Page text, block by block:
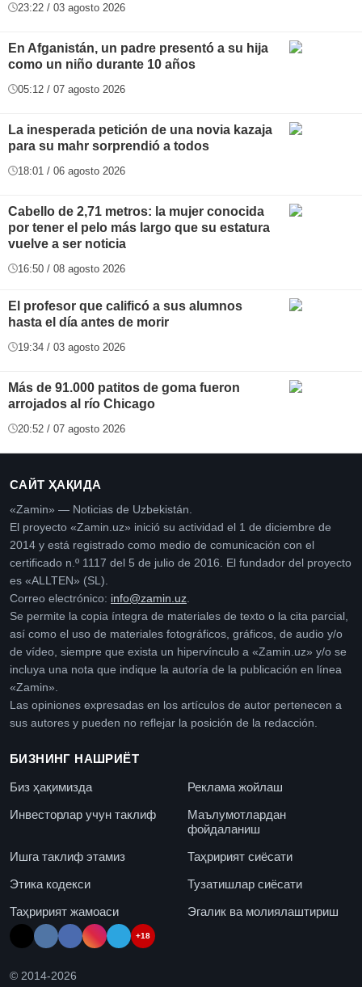
23:22 / 03 agosto 2026
En Afganistán, un padre presentó a su hija
como un niño durante 10 años
05:12 / 07 agosto 2026
La inesperada petición de una novia kazaja
para su mahr sorprendió a todos
18:01 / 06 agosto 2026
Cabello de 2,71 metros: la mujer conocida
por tener el pelo más largo que su estatura
vuelve a ser noticia
16:50 / 08 agosto 2026
El profesor que calificó a sus alumnos
hasta el día antes de morir
19:34 / 03 agosto 2026
Más de 91.000 patitos de goma fueron
arrojados al río Chicago
20:52 / 07 agosto 2026
САЙТ ҲАҚИДА
«Zamin» — Noticias de Uzbekistán.
El proyecto «Zamin.uz» inició su actividad el 1 de diciembre de
2014 y está registrado como medio de comunicación con el
certificado n.º 1117 del 5 de julio de 2016. El fundador del proyecto
es «ALLTEN» (SL).
Correo electrónico: info@zamin.uz
Se permite la copia íntegra de materiales de texto o la cita parcial,
así como el uso de materiales fotográficos, gráficos, de audio y/o
de vídeo, siempre que exista un hipervínculo a «Zamin.uz» y/o se
incluya una nota que indique la autoría de la publicación en línea
«Zamin».
Las opiniones expresadas en los artículos de autor pertenecen a
sus autores y pueden no reflejar la posición de la redacción.
БИЗНИНГ НАШРИЁТ
Биз ҳақимизда
Реклама жойлаш
Инвесторлар учун таклиф
Маълумотлардан
фойдаланиш
Ишга таклиф этамиз
Таҳририят сиёсати
Этика кодекси
Тузатишлар сиёсати
Таҳририят жамоаси
Эгалик ва молиялаштириш
+18
© 2014-2026